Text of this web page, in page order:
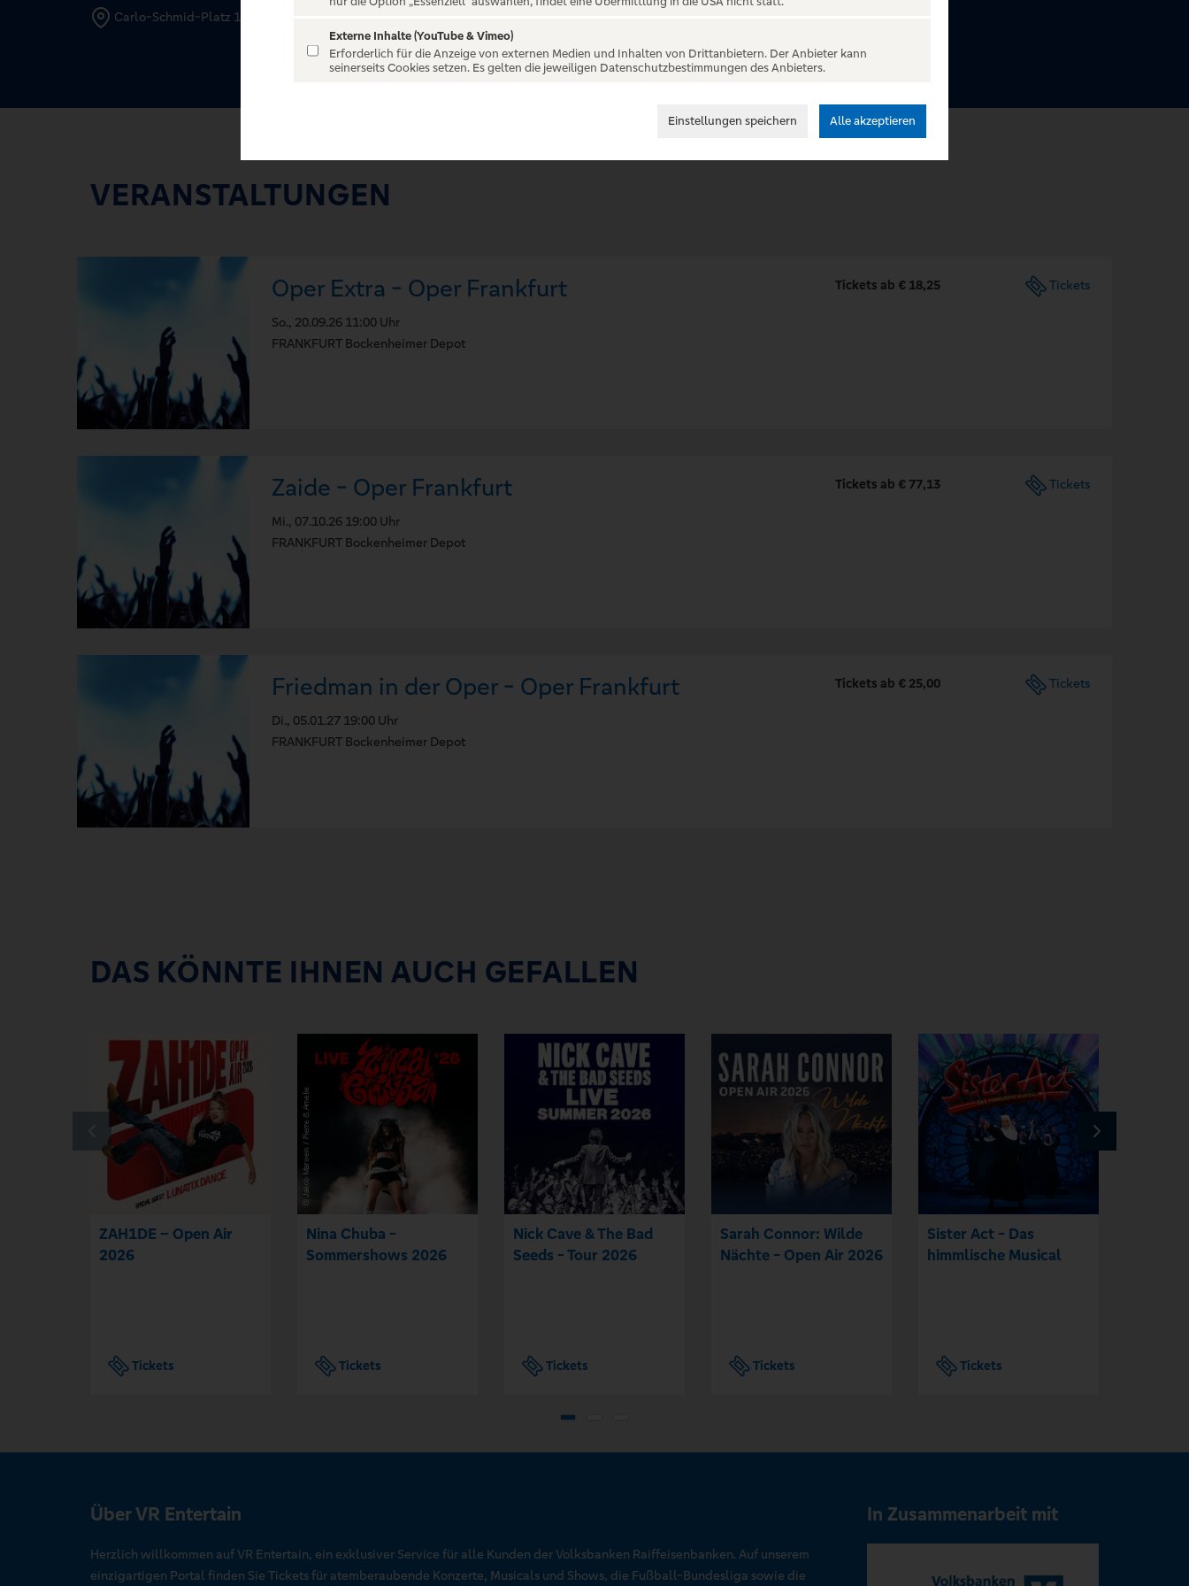
Carlo-Schmid-Platz 1, 60325 Frankfurt
VERANSTALTUNGEN
Oper Extra - Oper Frankfurt
So., 20.09.26 11:00 Uhr
FRANKFURT Bockenheimer Depot
Tickets ab € 18,25 Tickets
Zaide - Oper Frankfurt
Mi., 07.10.26 19:00 Uhr
FRANKFURT Bockenheimer Depot
Tickets ab € 77,13 Tickets
Friedman in der Oper - Oper Frankfurt
Di., 05.01.27 19:00 Uhr
FRANKFURT Bockenheimer Depot
Tickets ab € 25,00 Tickets
DAS KÖNNTE IHNEN AUCH GEFALLEN
ZAH1DE – Open Air
2026
Tickets
Nina Chuba -
Sommershows 2026
Tickets
Nick Cave & The Bad
Seeds - Tour 2026
Tickets
Sarah Connor: Wilde
Nächte - Open Air 2026
Tickets
Sister Act - Das
himmlische Musical
Tickets
Über VR Entertain
Herzlich willkommen auf VR Entertain, ein exklusiver Service für alle Kunden der Volksbanken Raiffeisenbanken. Auf unserem
einzigartigen Portal finden Sie Tickets für atemberaubende Konzerte, Musicals und Shows, die Fußball-Bundesliga sowie die
In Zusammenarbeit mit
Externe Inhalte (YouTube & Vimeo)
Erforderlich für die Anzeige von externen Medien und Inhalten von Drittanbietern. Der Anbieter kann
seinerseits Cookies setzen. Es gelten die jeweiligen Datenschutzbestimmungen des Anbieters.
Einstellungen speichern Alle akzeptieren